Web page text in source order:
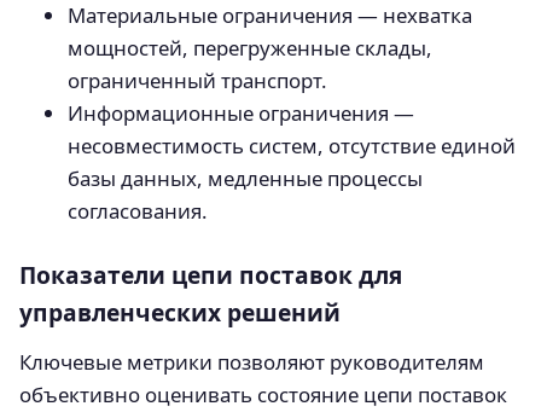
Материальные ограничения — нехватка
мощностей, перегруженные склады,
ограниченный транспорт.
Информационные ограничения —
несовместимость систем, отсутствие единой
базы данных, медленные процессы
согласования.
Показатели цепи поставок для
управленческих решений
Ключевые метрики позволяют руководителям
объективно оценивать состояние цепи поставок